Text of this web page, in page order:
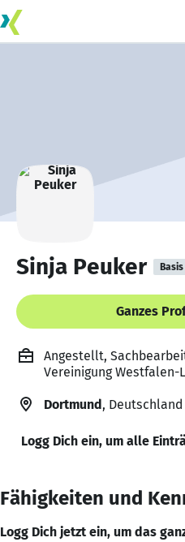
Sinja Peuker Basis
Ganzes
Angestellt,
Vereinigung Westfalen-
Dortmund, Deutschland
Logg Dich ein, um alle
Fähigkeiten und
Logg Dich jetzt ein, um das